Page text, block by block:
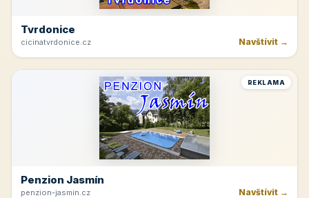
Tvrdonice
cicinatvrdonice.cz Navštívit →
REKLAMA
Penzion Jasmín
penzion-jasmin.cz Navštívit →